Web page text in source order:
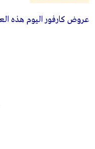
عروض كارفور اليوم هذه